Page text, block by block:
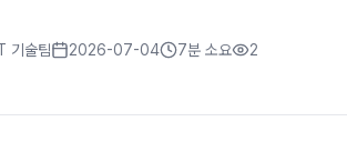
기술팀 2026-07-04 7분 소요 2